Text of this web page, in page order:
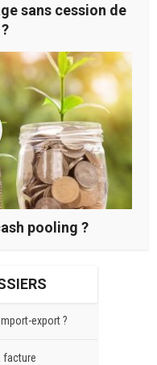
sans cession de
pooling ?
export ?
facture